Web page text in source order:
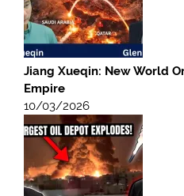
Jiang Xueqin: New World
Empire
10/03/2026